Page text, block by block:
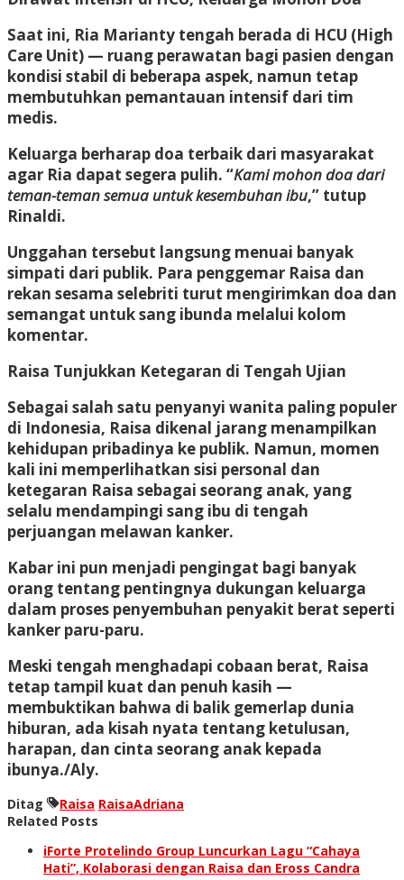
Saat ini, Ria Marianty tengah berada di HCU (High
Care Unit) — ruang perawatan bagi pasien dengan
kondisi stabil di beberapa aspek, namun tetap
membutuhkan pemantauan intensif dari tim
medis.
Keluarga berharap doa terbaik dari masyarakat
agar Ria dapat segera pulih. “Kami mohon doa dari
teman-teman semua untuk kesembuhan ibu,” tutup
Rinaldi.
Unggahan tersebut langsung menuai banyak
simpati dari publik. Para penggemar Raisa dan
rekan sesama selebriti turut mengirimkan doa dan
semangat untuk sang ibunda melalui kolom
komentar.
Raisa Tunjukkan Ketegaran di Tengah Ujian
Sebagai salah satu penyanyi wanita paling populer
di Indonesia, Raisa dikenal jarang menampilkan
kehidupan pribadinya ke publik. Namun, momen
kali ini memperlihatkan sisi personal dan
ketegaran Raisa sebagai seorang anak, yang
selalu mendampingi sang ibu di tengah
perjuangan melawan kanker.
Kabar ini pun menjadi pengingat bagi banyak
orang tentang pentingnya dukungan keluarga
dalam proses penyembuhan penyakit berat seperti
kanker paru-paru.
Meski tengah menghadapi cobaan berat, Raisa
tetap tampil kuat dan penuh kasih —
membuktikan bahwa di balik gemerlap dunia
hiburan, ada kisah nyata tentang ketulusan,
harapan, dan cinta seorang anak kepada
ibunya./Aly.
Ditag Raisa RaisaAdriana
Related Posts
iForte Protelindo Group Luncurkan Lagu “Cahaya
Hati”, Kolaborasi dengan Raisa dan Eross Candra